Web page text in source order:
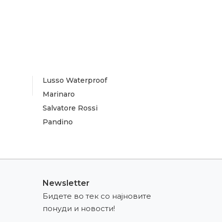
Lusso Waterproof
Marinaro
Salvatore Rossi
Pandino
Newsletter
Бидете во тек со најновите
понуди и новости!